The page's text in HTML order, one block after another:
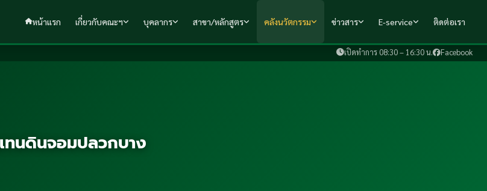
เปิดทำการ 08:30 – 16:30 น. Facebook
หน้าแรก เกี่ยวกับคณะฯ บุคลากร สาขา/หลักสูตร คลังนวัตกรรม ข่าวสาร E-service ติดต่อเรา
นดินจอมปลวกบาง